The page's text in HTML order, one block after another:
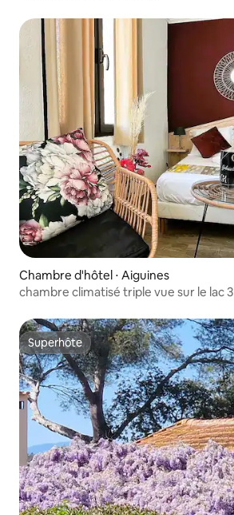
Chambre d'hôtel ⋅ Aiguines
chambre climatisé triple vue sur le lac 3
Superhôte
Superhôte